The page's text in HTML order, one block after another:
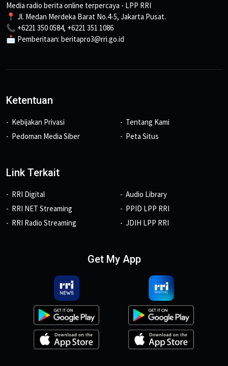
Media radio berita online terpercaya - LPP RRI
📍 Jl. Medan Merdeka Barat No.4-5, Jakarta Pusat.
📞 +6221 350 0584, +6221 351 1086
📩 Pemberitaan: beritapro3@rri.go.id
Ketentuan
Kebijakan Privasi
Pedoman Media Siber
Tentang Kami
Peta Situs
Link Terkait
RRI Digital
RRI NET Streaming
RRI Radio Streaming
Audio Library
PPID LPP RRI
JDIH LPP RRI
Get My App